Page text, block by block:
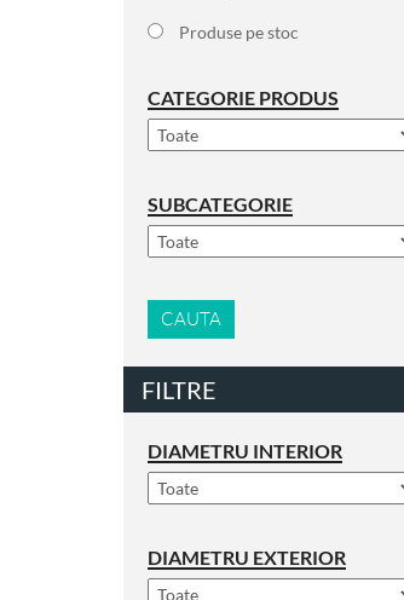
Produse pe stoc
CATEGORIE PRODUS
SUBCATEGORIE
CAUTA
FILTRE
DIAMETRU INTERIOR
DIAMETRU EXTERIOR